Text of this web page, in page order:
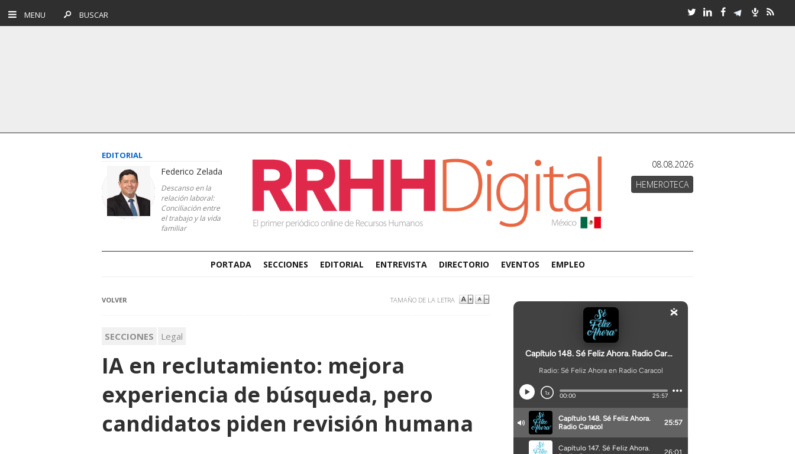
MENU BUSCAR
EDITORIAL
Federico Zelada
Descanso en la
relación laboral:
Conciliación entre
el trabajo y la vida
familiar
08.08.2026
HEMEROTECA
PORTADA SECCIONES EDITORIAL ENTREVISTA DIRECTORIO EVENTOS EMPLEO
VOLVER TAMAÑO DE LA LETRA
SECCIONES Legal
IA en reclutamiento: mejora
experiencia de búsqueda, pero
candidatos piden revisión humana